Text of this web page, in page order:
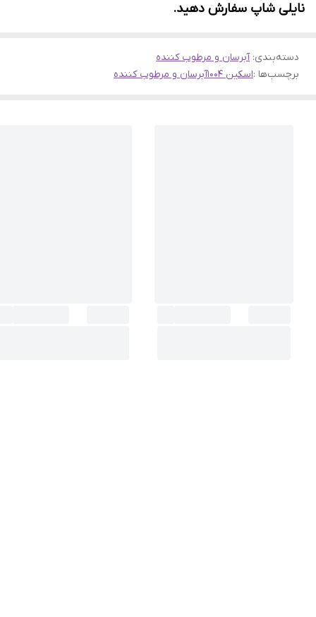
نایلی شاپ سفارش دهید.
دسته‌بندی:آبرسان و مرطوب کننده
برچسب‌ها :اسکین 1004 آبرسان و مرطوب کننده